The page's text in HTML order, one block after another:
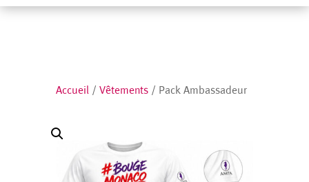
Accueil / Vêtements/ Pack Ambassadeur